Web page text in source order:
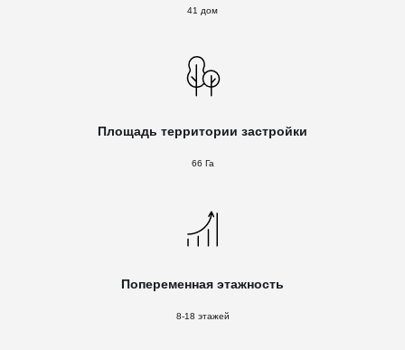
41 дом
Площадь территории застройки
66 Га
Попеременная этажность
8-18 этажей